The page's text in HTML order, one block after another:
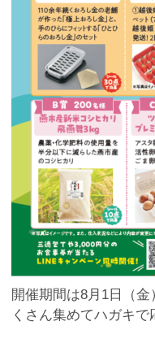
開催期間は8月1日（
くさん集めてハガキで